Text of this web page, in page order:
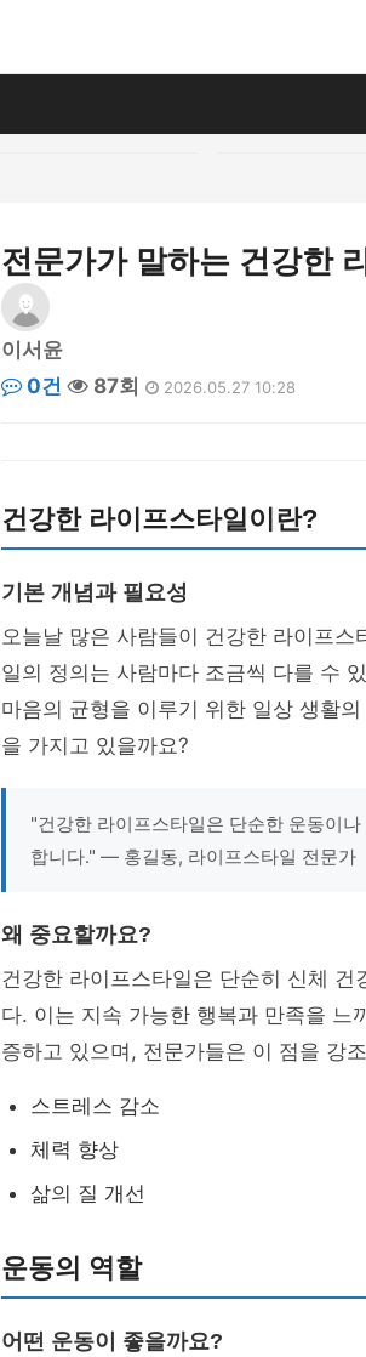
전문가가 말하는 건강한
이서윤
0건
87회 2026.05.27 10:28
건강한 라이프스타일이란?
기본 개념과 필요성
오늘날 많은 사람들이 건강한 라이프
일의 정의는 사람마다 조금씩 다를 수
마음의 균형을 이루기 위한 일상 생활
을 가지고 있을까요?
"건강한 라이프스타일은 단순한 운동이
합니다." — 홍길동, 라이프스타일 전문가
왜 중요할까요?
건강한 라이프스타일은 단순히 신체
다. 이는 지속 가능한 행복과 만족을 느
증하고 있으며, 전문가들은 이 점을 강
스트레스 감소
체력 향상
삶의 질 개선
운동의 역할
어떤 운동이 좋을까요?